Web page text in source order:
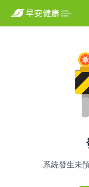
系統發生未